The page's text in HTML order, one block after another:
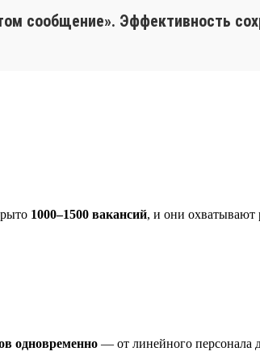
сообщение». Эффективность
1000–1500 вакансий, и они охватывают
одновременно — от линейного персонала